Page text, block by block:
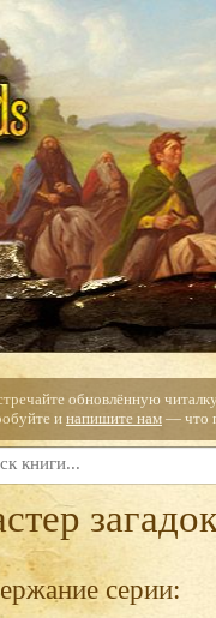
обновлённую
и напишите нам — что
серии: